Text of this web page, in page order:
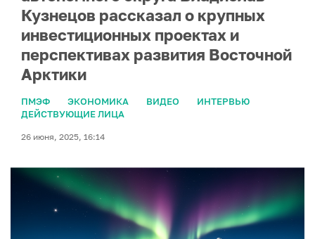
Кузнецов рассказал о крупных
инвестиционных проектах и
перспективах развития Восточной
Арктики
ПМЭФ ЭКОНОМИКА ВИДЕО
ИНТЕРВЬЮ
ДЕЙСТВУЮЩИЕ ЛИЦА
26 июня, 2025, 16:14